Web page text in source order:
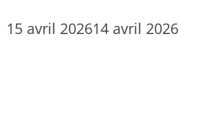
15 avril 202614 avril 2026